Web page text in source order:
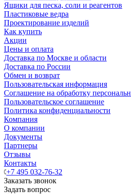
Ящики для песка, соли и реагентов
Пластиковые ведра
Проектирование изделий
Как купить
Акции
Цены и оплата
Доставка по Москве и области
Доставка по России
Обмен и возврат
Пользовательская информация
Соглашение на обработку
Пользовательское соглашение
Политика конфиденциальности
Компания
О компании
Документы
Партнеры
Отзывы
Контакты
+7 495 032-76-32
Заказать звонок
Задать вопрос